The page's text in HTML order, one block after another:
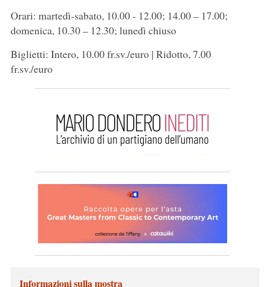
Orari: martedì-sabato, 10.00 - 12.00; 14.00 – 17.00;
domenica, 10.30 – 12.30; lunedì chiuso
Biglietti: Intero, 10.00 fr.sv./euro | Ridotto, 7.00
fr.sv./euro
Informazioni sulla mostra